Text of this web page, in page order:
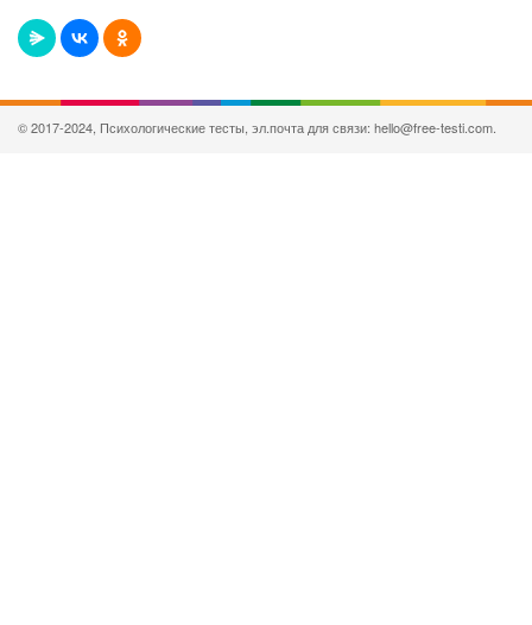
© 2017-2024, Психологические тесты, эл.почта для связи: hello@free-testi.com.